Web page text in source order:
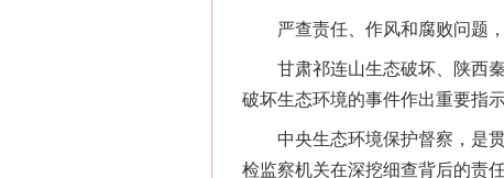
严查责任、作风和腐败问题，
甘肃祁连山生态破坏、陕西秦
破坏生态环境的事件作出重要指
中央生态环境保护督察，是贯
检监察机关在深挖细查背后的责